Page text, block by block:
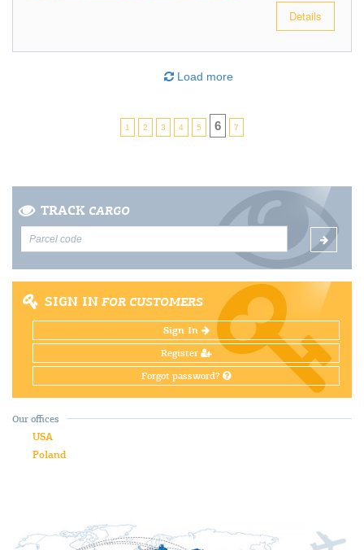
Details
Load more
1 2 3 4 5 6 7
TRACK CARGO
SIGN IN FOR CUSTOMERS
Sign In
Register
Forgot password?
Our offices
USA
Poland